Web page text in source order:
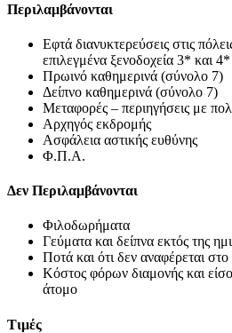
Περιλαμβάνονται
Εφτά διανυκτερεύσεις στις
επιλεγμένα ξενοδοχεία 3* και 4*
Πρωινό καθημερινά (σύνολο 7)
Δείπνο καθημερινά (σύνολο 7)
Μεταφορές – περιηγήσεις με
Αρχηγός εκδρομής
Ασφάλεια αστικής ευθύνης
Φ.Π.Α.
Δεν Περιλαμβάνονται
Φιλοδωρήματα
Γεύματα και δείπνα εκτός της
Ποτά και ότι δεν αναφέρεται
Κόστος φόρων διαμονής και
άτομο
Τιμές